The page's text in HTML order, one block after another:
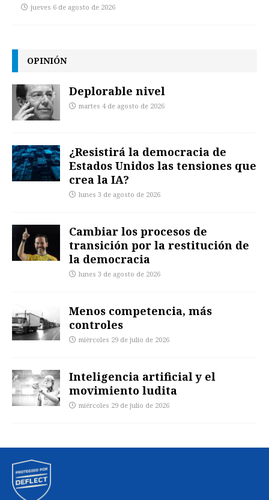
jueves 6 de agosto de 2026
OPINIÓN
Deplorable nivel
martes 4 de agosto de 2026
¿Resistirá la democracia de
Estados Unidos las tensiones que
crea la IA?
lunes 3 de agosto de 2026
Cambiar los procesos de
transición por la restitución de
la democracia
lunes 3 de agosto de 2026
Menos competencia, más
controles
miércoles 29 de julio de 2026
Inteligencia artificial y el
movimiento ludita
miércoles 29 de julio de 2026